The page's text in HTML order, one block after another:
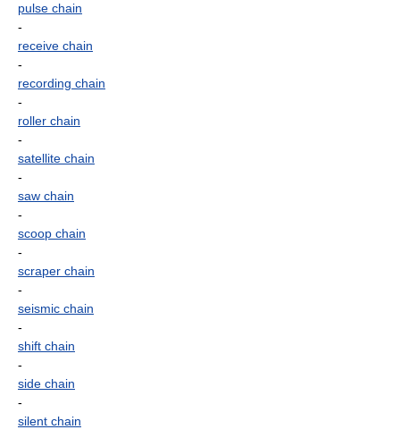
pulse chain
-
receive chain
-
recording chain
-
roller chain
-
satellite chain
-
saw chain
-
scoop chain
-
scraper chain
-
seismic chain
-
shift chain
-
side chain
-
silent chain